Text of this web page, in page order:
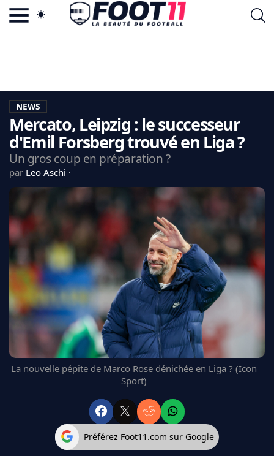
LA CHARTE
VIE PRIVÉE
CGU
CONTACTEZ-NOUS
MERCATO
CDM 2026
LIGUE 1
REAL MADRID
FC BARCELONE
MANCHESTER UNITED
CHELSEA
L'AVIS DE LA RÉDAC'
NEWS
Mercato, Leipzig : le successeur
d'Emil Forsberg trouvé en Liga ?
Un gros coup en préparation ?
par Leo Aschi
La nouvelle pépite de Marco Rose dénichée en Liga ? (Icon
Sport)
Préférez Foot11.com sur Google